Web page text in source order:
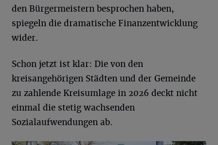
den Bürgermeistern besprochen haben,
spiegeln die dramatische Finanzentwicklung
wider.
Schon jetzt ist klar: Die von den
kreisangehörigen Städten und der Gemeinde
zu zahlende Kreisumlage in 2026 deckt nicht
einmal die stetig wachsenden
Sozialaufwendungen ab.